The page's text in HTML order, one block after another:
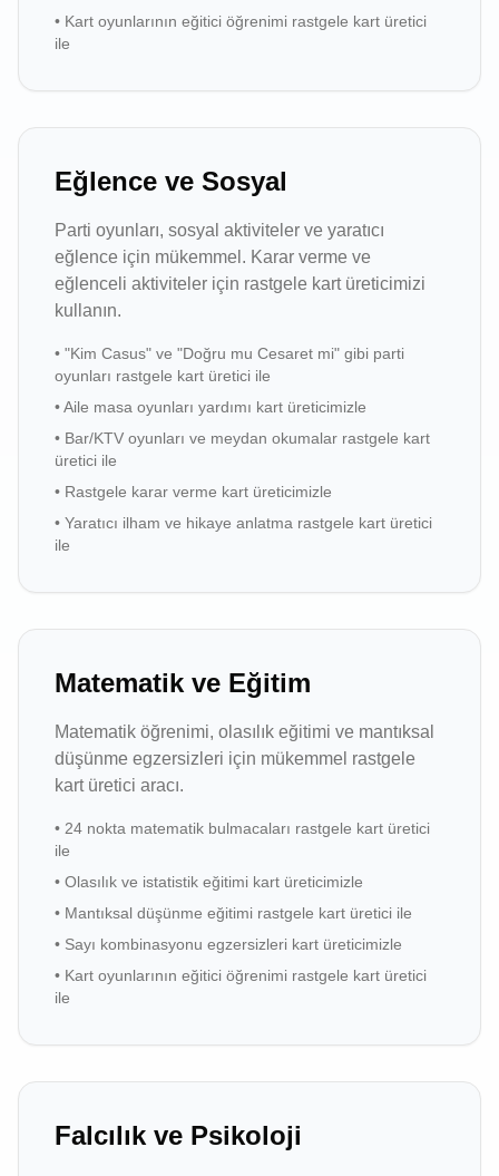
• Kart oyunlarının eğitici öğrenimi rastgele kart üretici
ile
Eğlence ve Sosyal
Parti oyunları, sosyal aktiviteler ve yaratıcı
eğlence için mükemmel. Karar verme ve
eğlenceli aktiviteler için rastgele kart üreticimizi
kullanın.
• "Kim Casus" ve "Doğru mu Cesaret mi" gibi parti
oyunları rastgele kart üretici ile
•Aile masa oyunları yardımı kart üreticimizle
• Bar/KTV oyunları ve meydan okumalar rastgele kart
üretici ile
• Rastgele karar verme kart üreticimizle
• Yaratıcı ilham ve hikaye anlatma rastgele kart üretici
ile
Matematik ve Eğitim
Matematik öğrenimi, olasılık eğitimi ve mantıksal
düşünme egzersizleri için mükemmel rastgele
kart üretici aracı.
• 24 nokta matematik bulmacaları rastgele kart üretici
ile
• Olasılık ve istatistik eğitimi kart üreticimizle
• Mantıksal düşünme eğitimi rastgele kart üretici ile
• Sayı kombinasyonu egzersizleri kart üreticimizle
• Kart oyunlarının eğitici öğrenimi rastgele kart üretici
ile
Falcılık ve Psikoloji